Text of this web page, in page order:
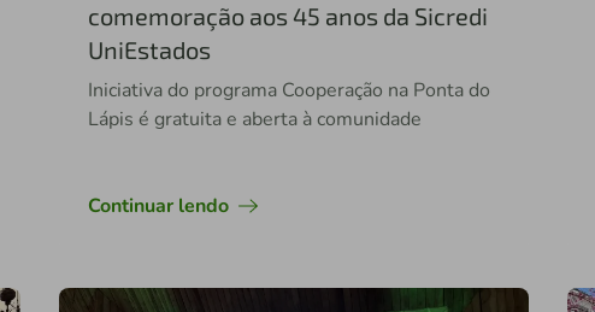
comemoração aos 45 anos da Sicredi
UniEstados
Iniciativa do programa Cooperação na Ponta do
Lápis é gratuita e aberta à comunidade
Continuar lendo